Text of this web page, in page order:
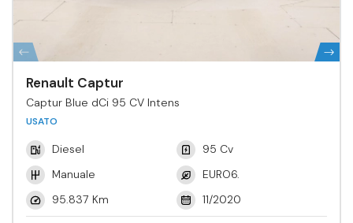
Renault Captur
Captur Blue dCi 95 CV Intens
USATO
Diesel
95 Cv
Manuale
EURO6.
95.837 Km
11/2020